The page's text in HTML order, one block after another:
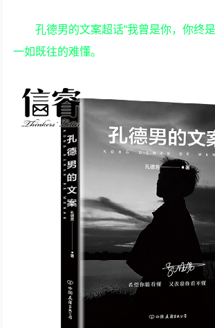
孔德男的文案超话“我曾是你，你终
一如既往的难懂。